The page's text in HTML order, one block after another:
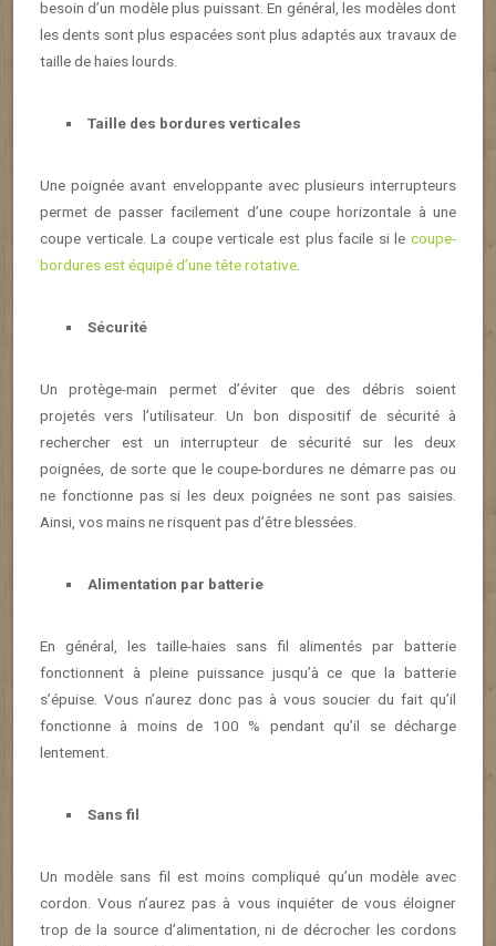
besoin d’un modèle plus puissant. En général, les modèles dont
les dents sont plus espacées sont plus adaptés aux travaux de
taille de haies lourds.
Taille des bordures verticales
Une poignée avant enveloppante avec plusieurs interrupteurs
permet de passer facilement d’une coupe horizontale à une
coupe verticale. La coupe verticale est plus facile si le coupe-
bordures est équipé d’une tête rotative
Sécurité
Un protège-main permet d’éviter que des débris soient
projetés vers l’utilisateur. Un bon dispositif de sécurité à
rechercher est un interrupteur de sécurité sur les deux
poignées, de sorte que le coupe-bordures ne démarre pas ou
ne fonctionne pas si les deux poignées ne sont pas saisies.
Ainsi, vos mains ne risquent pas d’être blessées.
Alimentation par batterie
En général, les taille-haies sans fil alimentés par batterie
fonctionnent à pleine puissance jusqu’à ce que la batterie
s’épuise. Vous n’aurez donc pas à vous soucier du fait qu’il
fonctionne à moins de 100 % pendant qu’il se décharge
lentement.
Sans fil
Un modèle sans fil est moins compliqué qu’un modèle avec
cordon. Vous n’aurez pas à vous inquiéter de vous éloigner
trop de la source d’alimentation, ni de décrocher les cordons